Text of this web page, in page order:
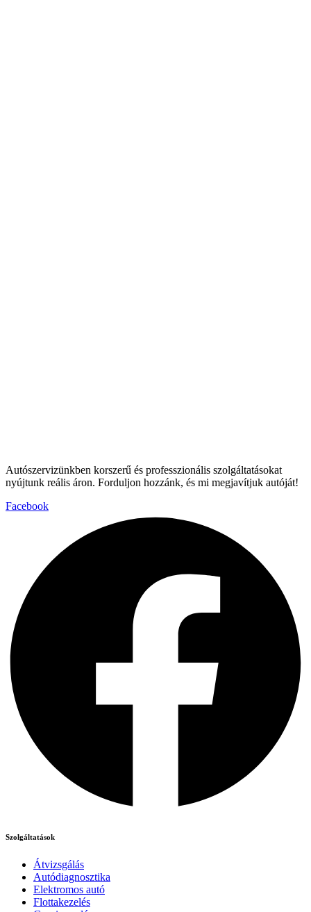
Autószervizünkben korszerű és professzionális szolgáltatásokat
nyújtunk reális áron. Forduljon hozzánk, és mi megjavítjuk autóját!
Facebook
Szolgáltatások
Átvizsgálás
Autódiagnosztika
Elektromos autó
Flottakezelés